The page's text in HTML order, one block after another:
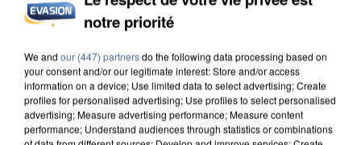
INCENDIES : L’ÎLE-DE-FRANCE LANCE UN ÉLAN
notre priorité
We and our (447) partnersdo the following data processing based on
your consent and/or our legitimate interest: Store and/or access
information on a device; Use limited data to select advertising; Create
profiles for personalised advertising; Use profiles to select personalised
advertising; Measure advertising performance; Measure content
performance; Understand audiences through statistics or combinations